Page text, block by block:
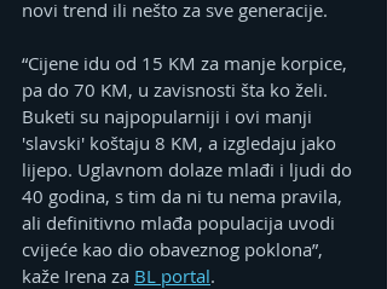
novi trend ili nešto za sve generacije.
“Cijene idu od 15 KM za manje korpice,
pa do 70 KM, u zavisnosti šta ko želi.
Buketi su najpopularniji i ovi manji
'slavski' koštaju 8 KM, a izgledaju jako
lijepo. Uglavnom dolaze mlađi i ljudi do
40 godina, s tim da ni tu nema pravila,
ali definitivno mlađa populacija uvodi
cvijeće kao dio obaveznog poklona”,
kaže Irena za BL portal.